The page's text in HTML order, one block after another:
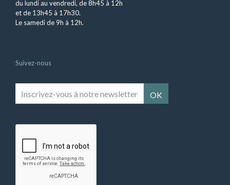
du lundi au vendredi, de 8h45 à 12h
et de 13h45 à 17h30.
Le samedi de 9h à 12h.
Suivez-nous
vous
notre